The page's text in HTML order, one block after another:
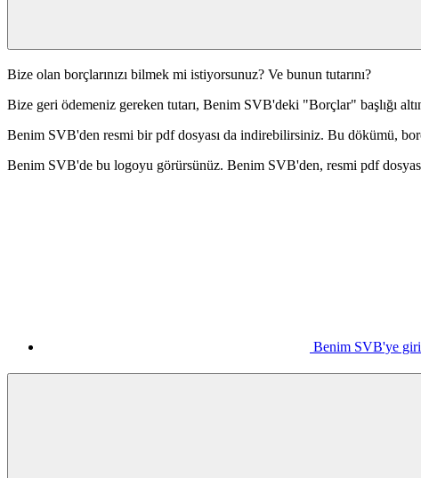
Bize olan borçlarınızı bilmek mi istiyorsunuz? Ve bunun tutarını?
Bize geri ödemeniz gereken tutarı, Benim SVB'deki "Borçlar" başlığı
Benim SVB'den resmi bir pdf dosyası da indirebilirsiniz. Bu dökümü,
Benim SVB'de bu logoyu görürsünüz. Benim SVB'den, resmi pdf
Benim SVB'ye